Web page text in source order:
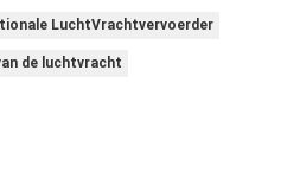
LuchtVrachtvervoerder
de luchtvracht